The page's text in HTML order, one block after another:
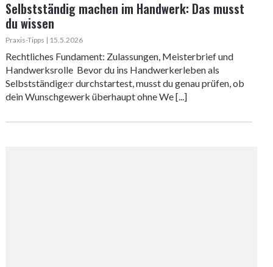
Selbstständig machen im Handwerk: Das musst
du wissen
Praxis-Tipps | 15.5.2026
Rechtliches Fundament: Zulassungen, Meisterbrief und
Handwerksrolle Bevor du ins Handwerkerleben als
Selbstständige:r durchstartest, musst du genau prüfen, ob
dein Wunschgewerk überhaupt ohne We [...]